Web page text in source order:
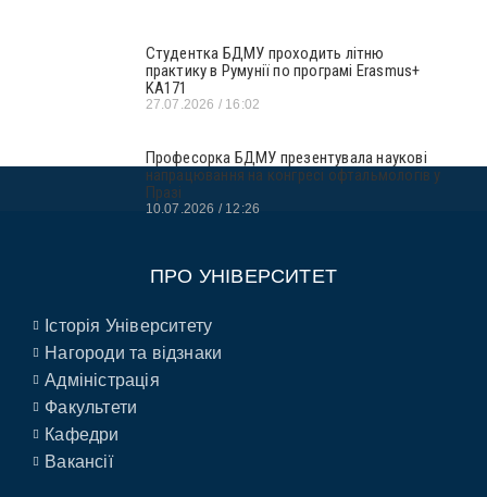
Студентка БДМУ проходить літню
практику в Румунії по програмі Erasmus+
KA171
27.07.2026 16:02
Професорка БДМУ презентувала наукові
напрацювання на конгресі офтальмологів у
Празі
10.07.2026 12:26
ПРО УНІВЕРСИТЕТ
Історія Університету
Нагороди та відзнаки
Адміністрація
Факультети
Кафедри
Вакансії